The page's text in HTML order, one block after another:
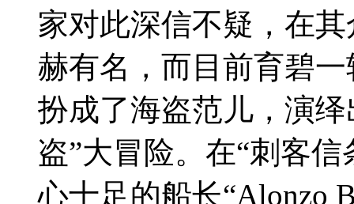
家对此深信不疑，在
赫有名，而目前育碧
扮成了海盗范儿，演
盗”大冒险。在“刺客
心十足的船长“Alonzo